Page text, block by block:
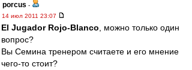
porcus -
14 июл 2011 23:07
El Jugador Rojo-Blanco , можно только один
вопрос?
Вы Семина тренером считаете и его мнение
чего-то стоит?